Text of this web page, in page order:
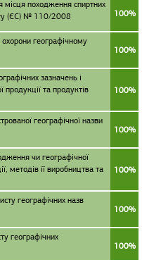
місця походження спиртних
(ЄС) № 110/2008
100%
географічному
100%
зазначень і
продукції та продуктів
100%
географічної назви
100%
чи географічної
методів її виробництва та
100%
географічних назв
100%
географічних
100%